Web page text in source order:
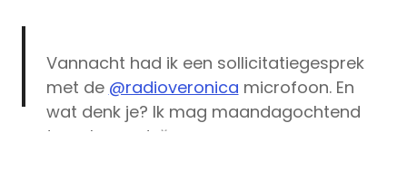
Vannacht had ik een sollicitatiegesprek
met de @radioveronica microfoon. En
wat denk je? Ik mag maandagochtend
terugkomen! 🎉